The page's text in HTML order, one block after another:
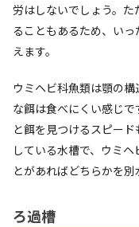
労はしないでしょう。
ることもあるため、い
えます。
ウミヘビ科魚類は顎の
な餌は食べにくい感じ
と餌を見つけるスピー
している水槽で、ウミ
とがあればどちらかを別
ろ過槽